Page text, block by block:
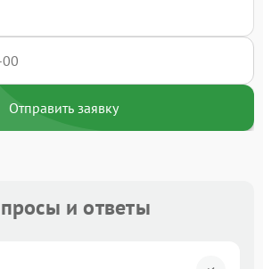
Отправить заявку
и ответы